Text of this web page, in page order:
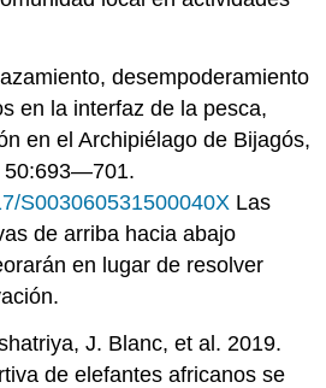
desempoderamiento
en la interfaz de la pesca,
en el Archipiélago de Bijagós,
50:693—701.
S003060531500040X Las
de arriba hacia abajo
en lugar de resolver
J. Blanc, et al. 2019.
de elefantes africanos se